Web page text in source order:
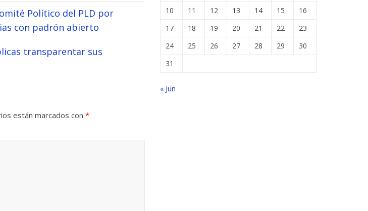
Político del PLD por
con padrón abierto
transparentar sus
están marcados con *
10
11 12 13 14 15
16
17
18 19 20 21 22
23
24
25 26 27 28 29
30
31
« Jun